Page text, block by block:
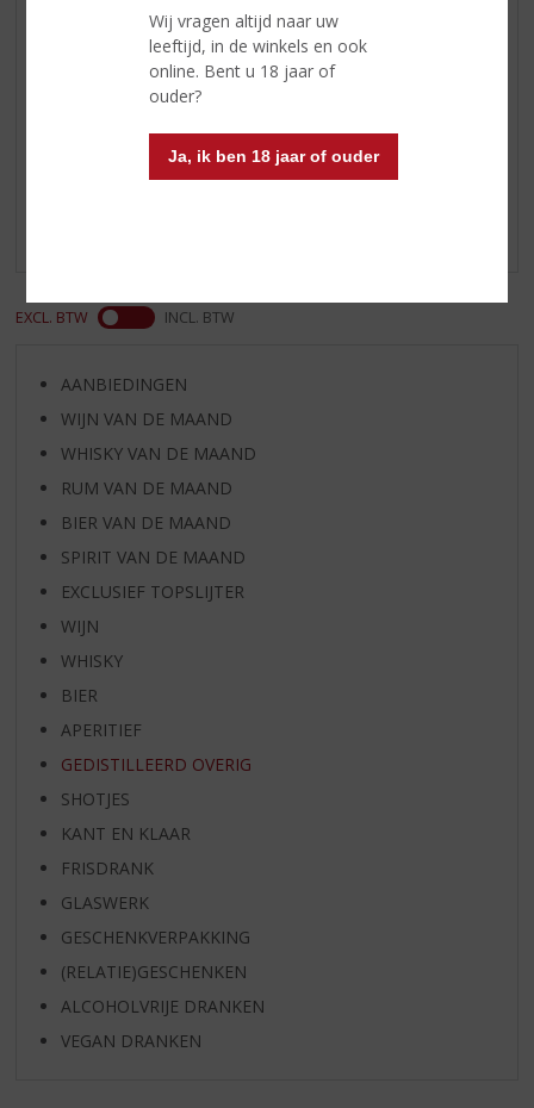
Wij vragen altijd naar uw
leeftijd, in de winkels en ook
online. Bent u 18 jaar of
ouder?
Ja, ik ben 18 jaar of ouder
milde afdronk
Reviews
EXCL. BTW INCL. BTW
AANBIEDINGEN
WIJN VAN DE MAAND
WHISKY VAN DE MAAND
RUM VAN DE MAAND
BIER VAN DE MAAND
SPIRIT VAN DE MAAND
EXCLUSIEF TOPSLIJTER
WIJN
WHISKY
BIER
APERITIEF
GEDISTILLEERD OVERIG
SHOTJES
KANT EN KLAAR
FRISDRANK
GLASWERK
GESCHENKVERPAKKING
(RELATIE)GESCHENKEN
ALCOHOLVRIJE DRANKEN
VEGAN DRANKEN